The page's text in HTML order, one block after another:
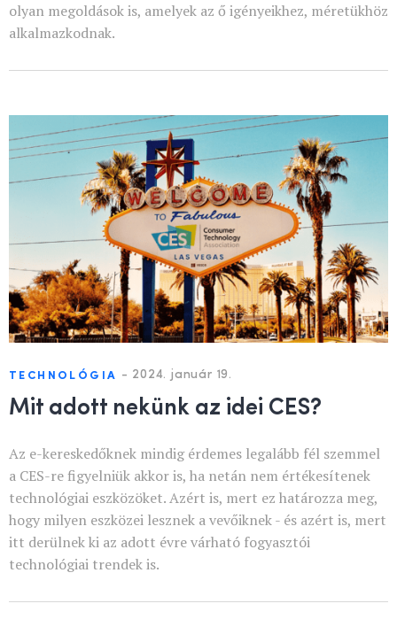
olyan megoldások is, amelyek az ő igényeikhez, méretükhöz
alkalmazkodnak.
TECHNOLÓGIA - 2024. január 19.
Mit adott nekünk az idei CES?
Az e-kereskedőknek mindig érdemes legalább fél szemmel
a CES-re figyelniük akkor is, ha netán nem értékesítenek
technológiai eszközöket. Azért is, mert ez határozza meg,
hogy milyen eszközei lesznek a vevőiknek - és azért is, mert
itt derülnek ki az adott évre várható fogyasztói
technológiai trendek is.